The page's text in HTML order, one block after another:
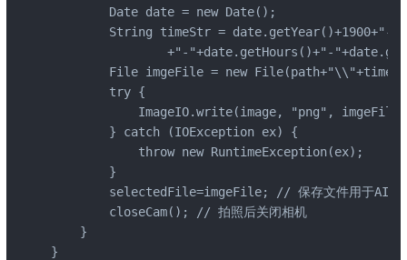
        Date date = new Date();
String timeStr = date.getYear()+1900+"-
+"-"+date.getHours()+"-
File imgeFile = new
        try {
ImageIO.write(image, "png",
        } catch (IOException ex) {
            throw new RuntimeException(ex);
        }
selectedFile=imgeFile; // 保存文件用于AI处
        closeCam(); // 拍照后关闭相机
    }
}